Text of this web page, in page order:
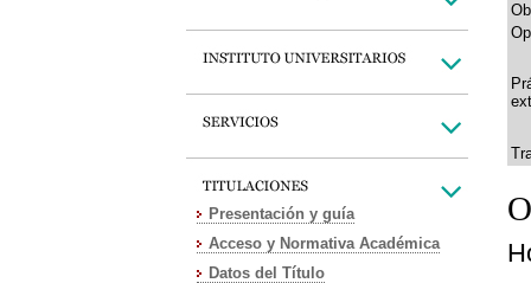
Presentación y guía
Acceso y Normativa Académica
Datos del Título